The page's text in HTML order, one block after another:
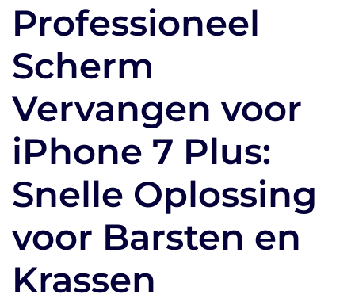
Professioneel
Scherm
Vervangen voor
iPhone 7 Plus:
Snelle Oplossing
voor Barsten en
Krassen